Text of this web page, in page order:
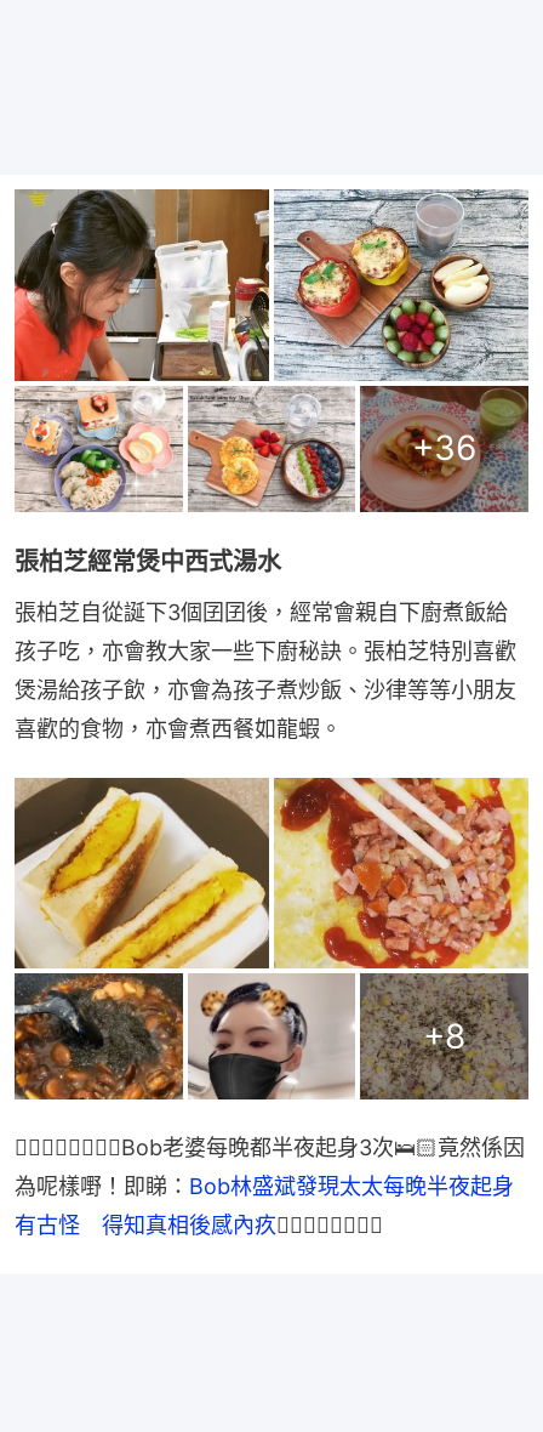
+36
張柏芝經常煲中西式湯水
張柏芝自從誕下3個囝囝後，經常會親自下廚煮飯給
孩子吃，亦會教大家一些下廚秘訣。張柏芝特別喜歡
煲湯給孩子飲，亦會為孩子煮炒飯、沙律等等小朋友
喜歡的食物，亦會煮西餐如龍蝦。
+8
👉🏻👉🏻👉🏻👉🏻Bob老婆每晚都半夜起身3次🛌🏻竟然係因
為呢樣嘢！即睇： Bob林盛斌發現太太每晚半夜起身
有古怪　得知真相後感內疚👈🏻👈🏻👈🏻👈🏻